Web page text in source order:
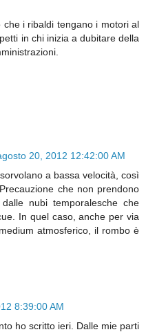
i ribaldi tengano i motori al
in chi inizia a dubitare della
20, 2012 12:42:00 AM
a bassa velocità, così
che non prendono
nubi temporalesche che
In quel caso, anche per via
atmosferico, il rombo è
8:39:00 AM
ho scritto ieri. Dalle mie parti